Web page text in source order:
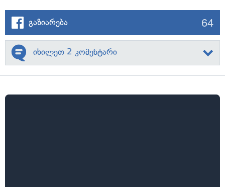
გაზიარება 64
იხილეთ 2 კომენტარი